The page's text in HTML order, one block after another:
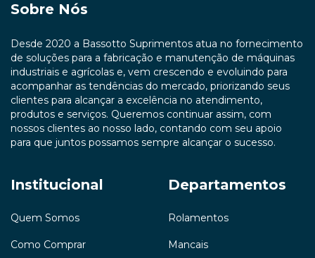
Sobre Nós
Desde 2020 a Bassotto Suprimentos atua no fornecimento
de soluções para a fabricação e manutenção de máquinas
industriais e agrícolas e, vem crescendo e evoluindo para
acompanhar as tendências do mercado, priorizando seus
clientes para alcançar a excelência no atendimento,
produtos e serviços. Queremos continuar assim, com
nossos clientes ao nosso lado, contando com seu apoio
para que juntos possamos sempre alcançar o sucesso.
Institucional
Quem Somos
Como Comprar
Departamentos
Rolamentos
Mancais